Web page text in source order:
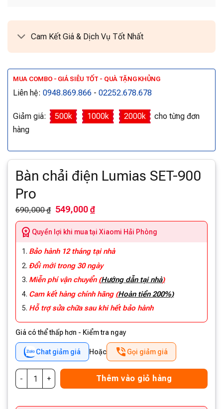
Cam Kết Giá & Dịch Vụ Tốt Nhất
MUA COMBO - GIÁ SIÊU TỐT - QUÀ TẶNG KHỦNG
Liên hệ: 0948.869.866 - 02252.678.678
Giảm giá: 500k 1000k 2000k
cho từng đơn
hàng
Bàn chải điện Lumias SET-900
Pro
690,000 ₫ 549,000 ₫
Quyền lợi khi mua tại Xiaomi Hải Phòng
Bảo hành 12 tháng tại nhà
Đổi mới trong 30 ngày
Miễn phí vận chuyển (Hướng dẫn tại nhà)
Cam kết hàng chính hãng (Hoàn tiền 200%)
Hỗ trợ sửa chữa sau khi hết bảo hành
Giá có thể thấp hơn - Kiểm tra ngay
Chat giảm giá Hoặc Gọi giảm giá
Thêm vào giỏ hàng